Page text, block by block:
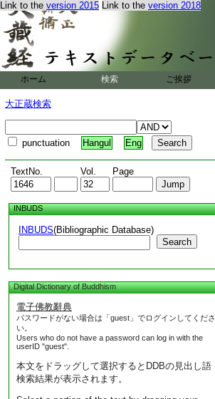
Link to the version 2015 Link to the version 2018
ホーム 検索 ご挨拶
大正蔵検索
punctuation Hangul Eng
TextNo. Vol. Page
INBUDS
INBUDS(Bibliographic Database)
Search
Digital Dictionary of Buddhism
電子佛教辭典
パスワードがない場合は「guest」でログインしてくださ
い。
Users who do not have a password can log in with the
userID "guest".
本文をドラッグして選択するとDDBの見出し語
検索結果が表示されます。